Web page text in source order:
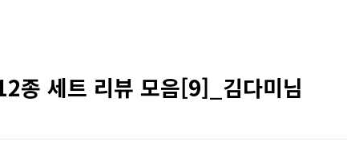
종 세트 리뷰 모음[9]_김다미님